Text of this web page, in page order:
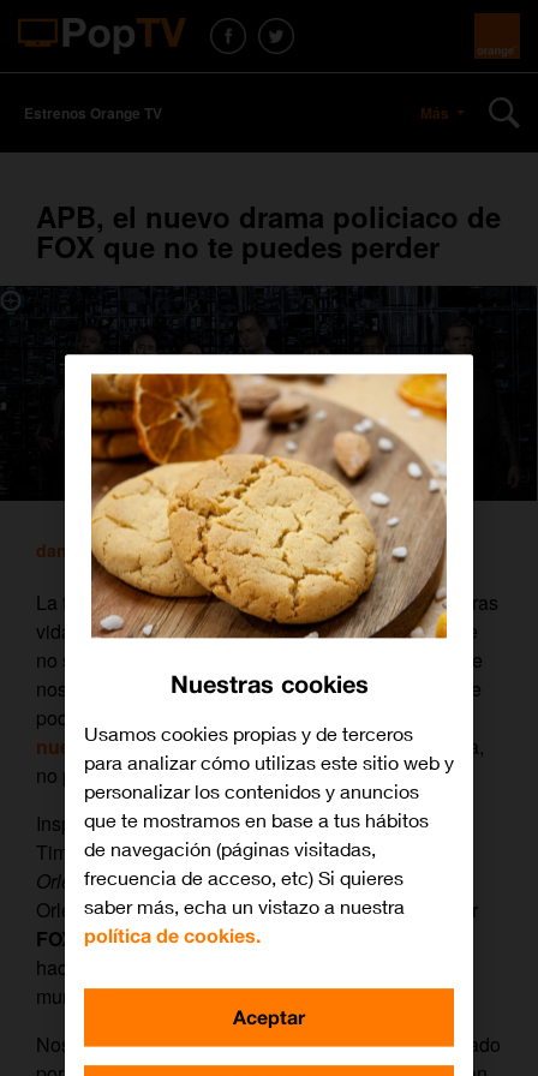
Estrenos Orange TV Más
APB, el nuevo drama policiaco de
FOX que no te puedes perder
daniel / 30 mayo, 2017
La tecnología está cada vez más presente en nuestras
vidas. Sin ir más lejos,este post no podrías leerlo de
no ser por internet. Entre todas las posibilidades que
nos ofrece este universo digital existe un ámbito que
podría ser muy beneficioso y que ha inspirado una
nueva serie de televisiónque, pese a su corta vida,
no puedes perderte:APB.¿Quieres saber por qué?
Inspirada en el artículo publicado por el New York
Times en 2015 ‘Who Runs the Streets of New
Orleans?’ (¿Quién dirige las calles de Nueva
Orleans?), esta nueva ficción que ya puedes ver por
FOX
enOrange TVnos cuenta cómo la tecnología
hace de una comisaría común la más avanzada del
mundo.
Nos encontramos ante un nuevo drama policial creado
Nuestras cookies
Usamos cookies propias y de terceros
para analizar cómo utilizas este sitio web y
personalizar los contenidos y anuncios
que te mostramos en base a tus hábitos
de navegación (páginas visitadas,
frecuencia de acceso, etc) Si quieres
saber más, echa un vistazo a nuestra
política de cookies.
Aceptar